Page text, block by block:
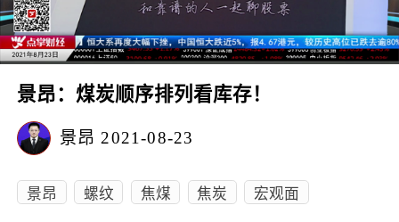
景昂：煤炭顺序排列看库存！
景昂 2021-08-23
景昂 螺纹 焦煤 焦炭
宏观面